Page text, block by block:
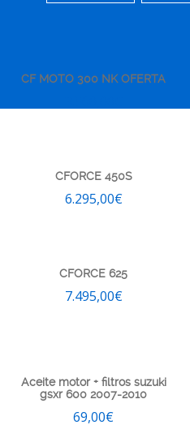
CF MOTO 300 NK OFERTA
CFORCE 450S
6.295,00€
CFORCE 625
7.495,00€
Aceite motor + filtros suzuki
gsxr 600 2007-2010
69,00€